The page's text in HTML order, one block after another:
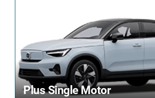
Plus Single Motor